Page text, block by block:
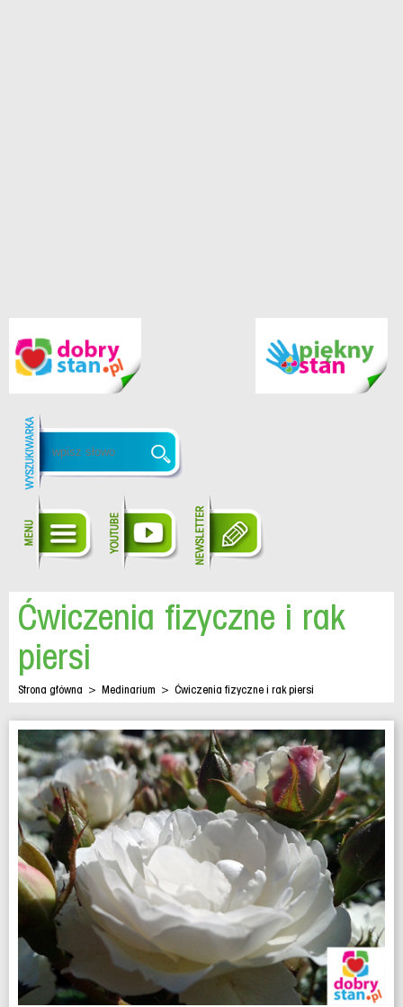
Ćwiczenia fizyczne i rak
piersi
Strona główna > Medinarium > Ćwiczenia fizyczne i rak piersi